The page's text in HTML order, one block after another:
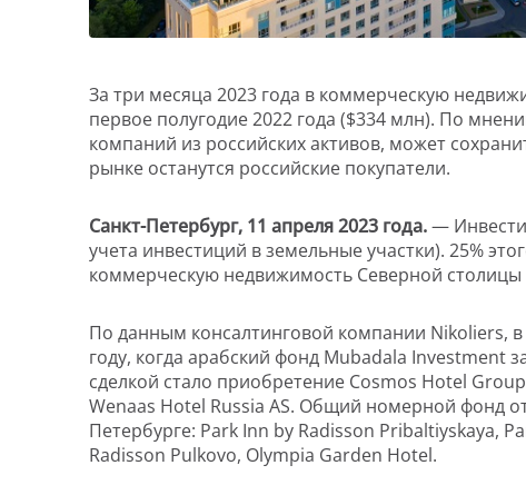
За три месяца 2023 года в коммерческую
первое полугодие 2022 года ($334 млн). По
компаний из российских активов, может
рынке останутся российские покупатели.
Санкт-Петербург, 11 апреля 2023 года.—
учета инвестиций в земельные участки). 25%
коммерческую недвижимость Северной
По данным консалтинговой компании Nikoliers,
году, когда арабский фонд Mubadala Investment
сделкой стало приобретение Cosmos Hotel
Wenaas Hotel Russia AS. Общий номерной фонд
Петербурге: Park Inn by Radisson Pribaltiyskaya,
Radisson Pulkovo, Olympia Garden Hotel.